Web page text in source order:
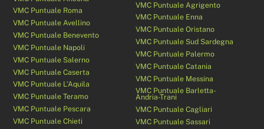
VMC Puntuale Roma
VMC Puntuale Avellino
VMC Puntuale Benevento
VMC Puntuale Napoli
VMC Puntuale Salerno
VMC Puntuale Caserta
VMC Puntuale L’Aquila
VMC Puntuale Teramo
VMC Puntuale Pescara
VMC Puntuale Chieti
VMC Puntuale Agrigento
VMC Puntuale Enna
VMC Puntuale Oristano
VMC Puntuale Sud Sardegna
VMC Puntuale Palermo
VMC Puntuale Catania
VMC Puntuale Messina
VMC Puntuale Barletta-
Andria-Trani
VMC Puntuale Cagliari
VMC Puntuale Sassari